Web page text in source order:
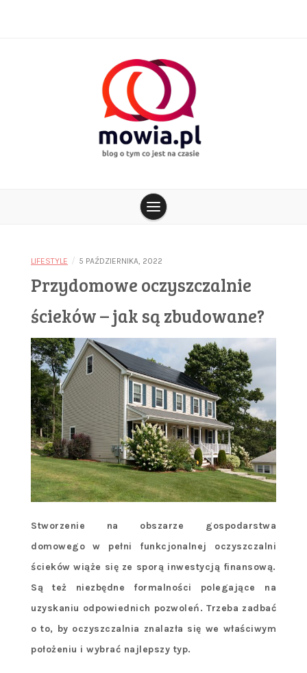
mowia.pl
LIFESTYLE / 5 PAŹDZIERNIKA, 2022
Przydomowe oczyszczalnie
ścieków – jak są zbudowane?
Stworzenie na obszarze gospodarstwa
domowego w pełni funkcjonalnej oczyszczalni
ścieków wiąże się ze sporą inwestycją finansową.
Są też niezbędne formalności polegające na
uzyskaniu odpowiednich pozwoleń. Trzeba zadbać
o to, by oczyszczalnia znalazła się we właściwym
położeniu i wybrać najlepszy typ.